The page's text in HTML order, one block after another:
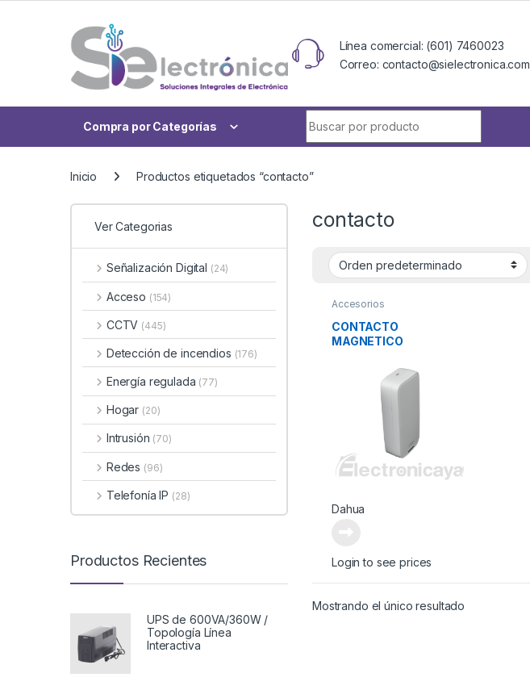
Línea comercial: (601) 7460023
Correo: contacto@sielectronica.com
Compra por Categorías
Inicio Productos etiquetados “contacto”
contacto
Accesorios
CONTACTO
MAGNETICO
Dahua
Login to see prices
Mostrando el único resultado
Ver Categorias
Señalización Digital (24)
Acceso (154)
CCTV (445)
Detección de incendios (176)
Energía regulada (77)
Hogar (20)
Intrusión (70)
Redes (96)
Telefonía IP (28)
Productos Recientes
UPS de 600VA/360W /
Topología Línea
Interactiva